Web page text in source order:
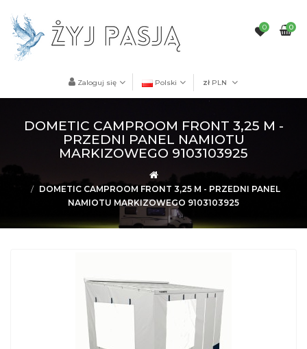
0
0
Zaloguj się Polski zł PLN
DOMETIC CAMPROOM FRONT 3,25 M -
PRZEDNI PANEL NAMIOTU
MARKIZOWEGO 9103103925
DOMETIC CAMPROOM FRONT 3,25 M - PRZEDNI PANEL
NAMIOTU MARKIZOWEGO 9103103925